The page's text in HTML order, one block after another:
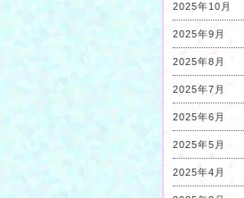
2025年10月
2025年9月
2025年8月
2025年7月
2025年6月
2025年5月
2025年4月